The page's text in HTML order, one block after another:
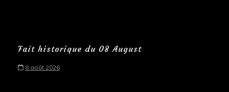
Fait historique du 08 August
8 août 2026